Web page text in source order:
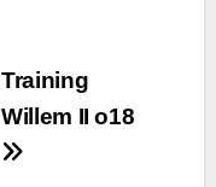
Training
Willem II o18